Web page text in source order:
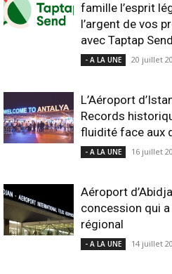
famille l’esprit
l’argent de vos
avec Taptap Send
- A LA UNE 20 juillet
L’Aéroport
Records
fluidité face aux
- A LA UNE 16 juillet
Aéroport
concession qui
régional
- A LA UNE 14 juillet